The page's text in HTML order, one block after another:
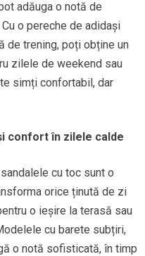
adăuga o notă de
o pereche de adidași
de trening, poți obține un
zilele de weekend sau
simți confortabil, dar
confort în zilele calde
cu toc sunt o
orice ținută de zi
o ieșire la terasă sau
cu barete subțiri,
o notă sofisticată, în timp